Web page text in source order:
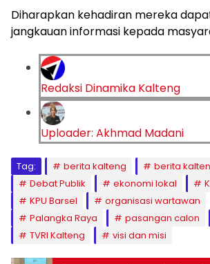
Diharapkan kehadiran mereka
jangkauan informasi kepada
Redaksi Dinamika Kalteng
Uploader: Akhmad Madani
Tag: berita kalteng
berita
Debat Publik
ekonomi lokal
KPU Barsel
organisasi wartawan
Palangka Raya
pasangan calon
TVRI Kalteng
visi dan misi